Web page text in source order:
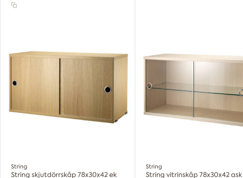
String
String skjutdörrskåp 78x30x42 ek
String
String vitrinskåp 78x30x42 ask